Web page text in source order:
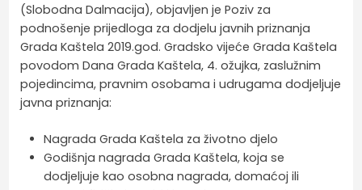
(Slobodna Dalmacija), objavljen je Poziv za
podnošenje prijedloga za dodjelu javnih priznanja
Grada Kaštela 2019.god. Gradsko vijeće Grada Kaštela
povodom Dana Grada Kaštela, 4. ožujka, zaslužnim
pojedincima, pravnim osobama i udrugama dodjeljuje
javna priznanja:
Nagrada Grada Kaštela za životno djelo
Godišnja nagrada Grada Kaštela, koja se
dodjeljuje kao osobna nagrada, domaćoj ili